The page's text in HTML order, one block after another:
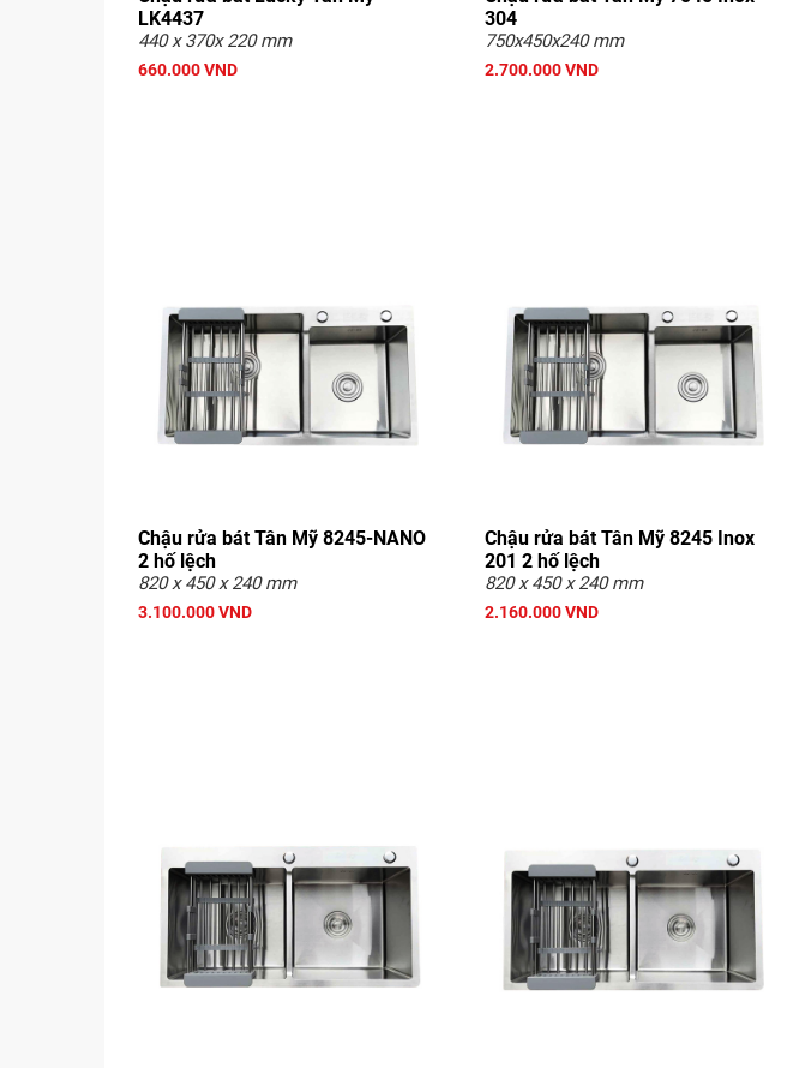
LK4437
440 x 370x 220 mm
660.000 VND
304
750x450x240 mm
2.700.000 VND
Chậu rửa bát Tân Mỹ 8245-NANO
2 hố lệch
820 x 450 x 240 mm
3.100.000 VND
Chậu rửa bát Tân Mỹ 8245 Inox
201 2 hố lệch
820 x 450 x 240 mm
2.160.000 VND